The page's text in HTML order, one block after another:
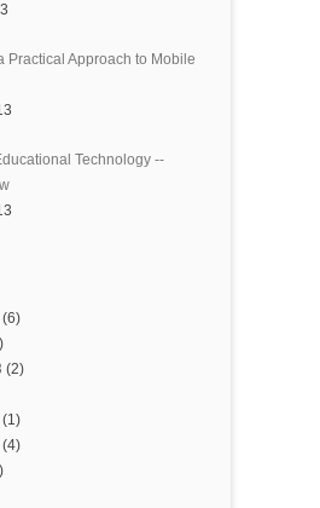
Practical Approach to Mobile
Technology --
(6)
(2)
(1)
(4)